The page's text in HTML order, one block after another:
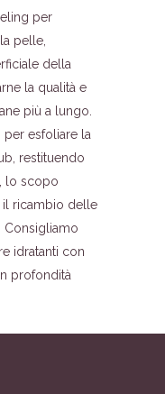
per
pelle,
della
la qualità e
più a lungo.
esfoliare la
restituendo
lo scopo
il ricambio delle
Consigliamo
idratanti con
profondità